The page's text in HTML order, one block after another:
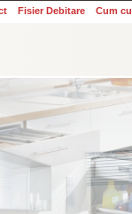
Fisier Debitare Cum